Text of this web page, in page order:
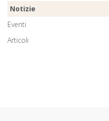
Notizie
Eventi
Articoli